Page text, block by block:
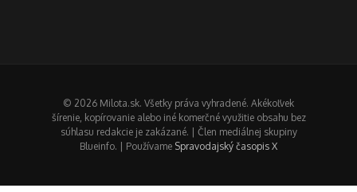
© 2026 Milota.sk. Všetky práva vyhradené. Akékoľvek
šírenie, kopírovanie alebo iné komerčné využitie obsahu bez
súhlasu redakcie je zakázané. | Člen mediálnej skupiny
Blueinfo. | Používame Spravodajský časopis X